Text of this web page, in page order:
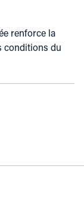
renforce la
conditions du